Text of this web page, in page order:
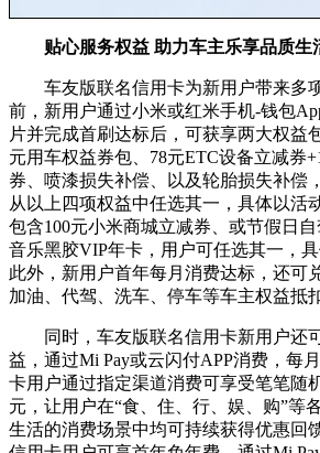
贴心服务权益 助力车主乐享品质生
车友版联名信用卡为新用户带来多项
前，新用户通过小米或红米手机-钱包
片并完成首刷达标后，可获享两大权益
元用车权益券包、78元ETC设备立减券
券、喷漆损失补偿、以及轮胎损失补偿
从以上四项权益中任选其一，具体以活
包含100元小米商城立减券、或节假日
音乐黑胶VIP年卡，用户可任选其一，具
此外，新用户首年每月消费达标，还可
加油、代驾、洗车、停车等车主权益抵
同时，车友版联名信用卡新用户还
益，通过Mi Pay或云闪付APP消费，每
卡用户通过指定渠道消费可享受笔笔随
元，让用户在“食、住、行、娱、购”等
生活的消费场景中均可持续获得优惠回